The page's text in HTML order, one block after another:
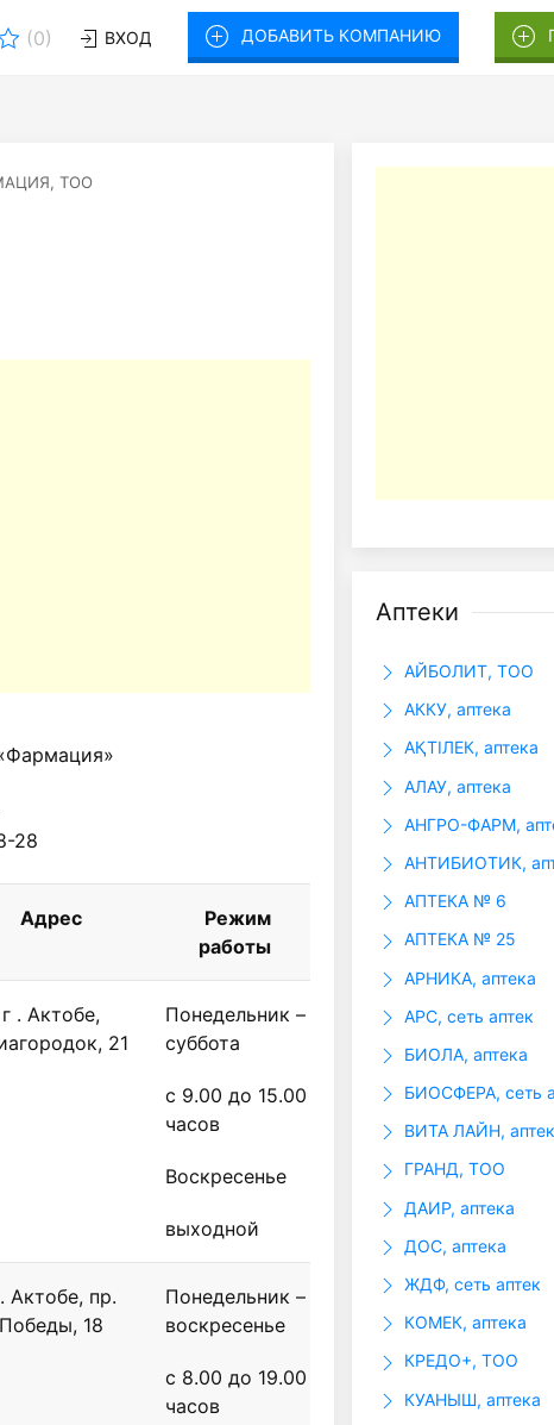
(0) ВХОД ДОБАВИТЬ КОМПАНИЮ
ТОО
28
Адрес
Режим
работы
г . Актобе,
21
Понедельник –
суббота
с 9.00 до 15.00
часов
Воскресенье
выходной
Актобе, пр.
Победы, 18
Понедельник –
воскресенье
с 8.00 до 19.00
часов
Аптеки
АЙБОЛИТ, ТОО
АККУ, аптека
АҚТІЛЕК, аптека
АЛАУ, аптека
АНГРО-ФАРМ,
АНТИБИОТИК,
АПТЕКА № 6
АПТЕКА № 25
АРНИКА, аптека
АРС, сеть аптек
БИОЛА, аптека
БИОСФЕРА, сеть
ВИТА ЛАЙН,
ГРАНД, ТОО
ДАИР, аптека
ДОС, аптека
ЖДФ, сеть аптек
КОМЕК, аптека
КРЕДО+, ТОО
КУАНЫШ, аптека